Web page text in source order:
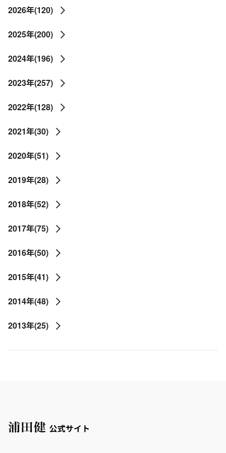
2026年(120)
2025年(200)
2024年(196)
2023年(257)
2022年(128)
2021年(30)
2020年(51)
2019年(28)
2018年(52)
2017年(75)
2016年(50)
2015年(41)
2014年(48)
2013年(25)